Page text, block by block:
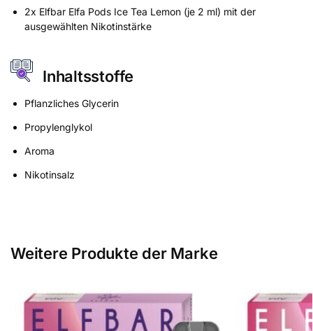
2x Elfbar Elfa Pods Ice Tea Lemon (je 2 ml) mit der
ausgewählten Nikotinstärke
Inhaltsstoffe
Pflanzliches Glycerin
Propylenglykol
Aroma
Nikotinsalz
Weitere Produkte der Marke